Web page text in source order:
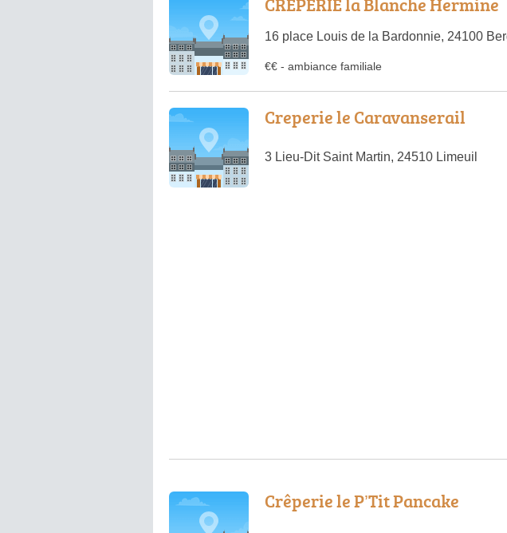
16 place Louis de la Bardonnie, 24100
€€ - ambiance familiale
Creperie le Caravanserail
3 Lieu-Dit Saint Martin, 24510 Limeuil
Crêperie le P’Tit Pancake